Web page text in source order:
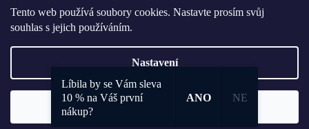
Tento web používá soubory cookies. Nastavte prosím svůj
souhlas s jejich používáním.
Nastavení
prague@truefittandhill.cz
Vytvořil Shoptet
Copyright 2026Truefitt & Hill Prague
Líbila by se Vám sleva
10 % na Váš první
nákup?
ANO NE